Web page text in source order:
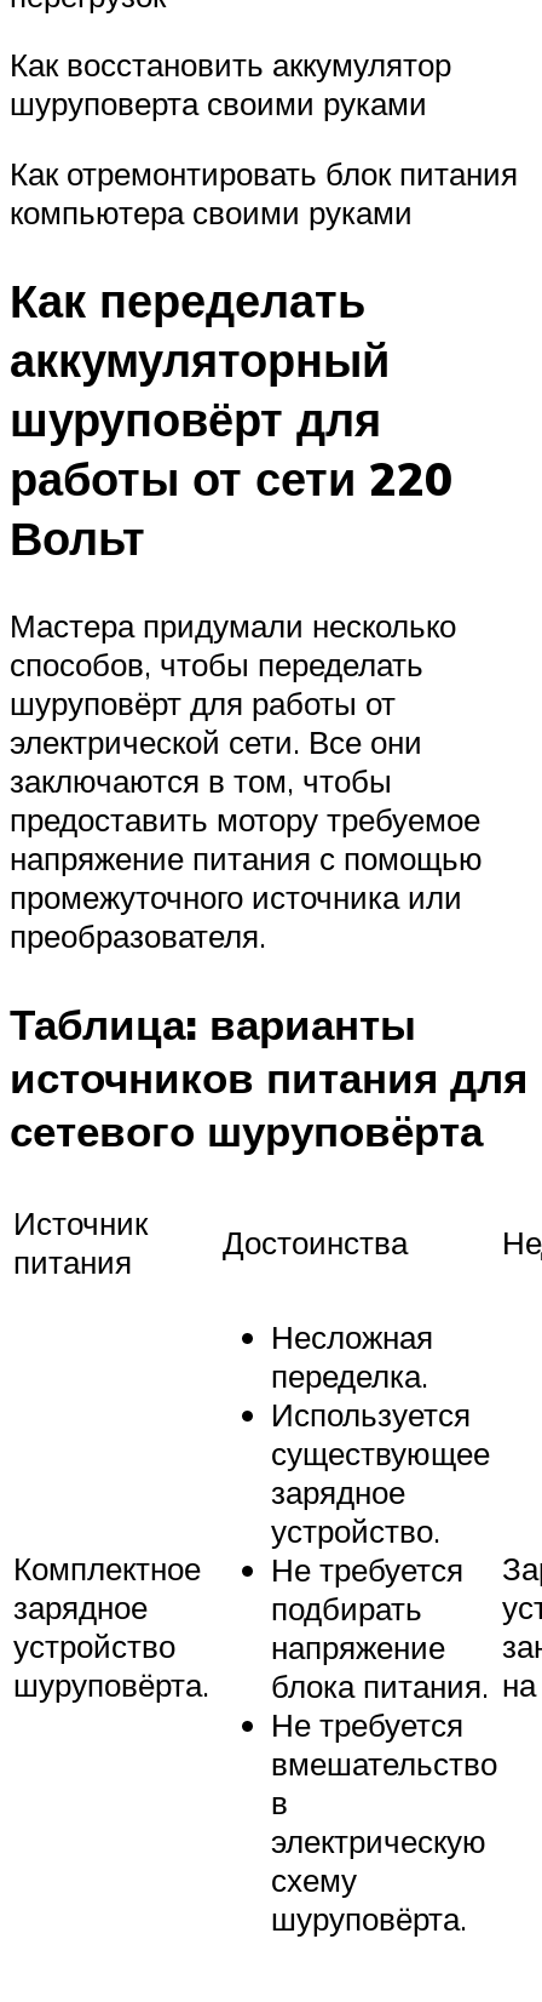
Как восстановить аккумулятор
шуруповерта своими руками
Как отремонтировать блок питания
компьютера своими руками
Как переделать
аккумуляторный
шуруповёрт для
работы от сети 220
Вольт
Мастера придумали несколько
способов, чтобы переделать
шуруповёрт для работы от
электрической сети. Все они
заключаются в том, чтобы
предоставить мотору требуемое
напряжение питания с помощью
промежуточного источника или
преобразователя.
Таблица: варианты
источников питания для
сетевого шуруповёрта
Источник
питания
Достоинства
Комплектное
зарядное
устройство
шуруповёрта.
Несложная
переделка.
Используется
существующее
зарядное
устройство.
Не требуется
подбирать
напряжение
блока питания.
Не требуется
вмешательство
в
электрическую
схему
шуруповёрта.